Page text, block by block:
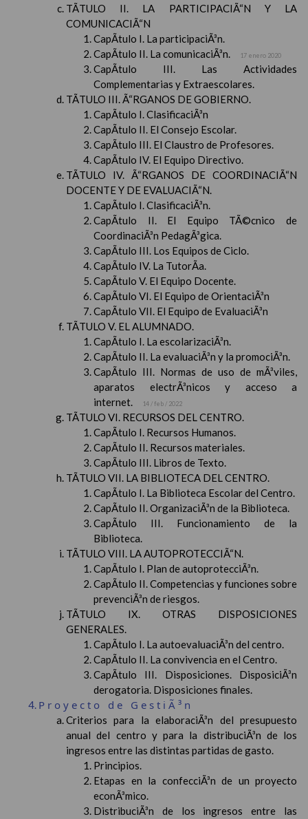
TÃTULO II. LA PARTICIPACIÃ“N Y LA
COMUNICACIÃ“N
CapÃ­tulo I. La participaciÃ³n.
CapÃ­tulo II. La comunicaciÃ³n.
17 enero 2020
CapÃ­tulo III. Las Actividades
Complementarias y Extraescolares.
TÃTULO III. Ã“RGANOS DE GOBIERNO.
CapÃ­tulo I. ClasificaciÃ³n
CapÃ­tulo II. El Consejo Escolar.
CapÃ­tulo III. El Claustro de Profesores.
CapÃ­tulo IV. El Equipo Directivo.
TÃTULO IV. Ã“RGANOS DE COORDINACIÃ“N
DOCENTE Y DE EVALUACIÃ“N.
CapÃ­tulo I. ClasificaciÃ³n.
CapÃ­tulo II. El Equipo TÃ©cnico de
CoordinaciÃ³n PedagÃ³gica.
CapÃ­tulo III. Los Equipos de Ciclo.
CapÃ­tulo IV. La TutorÃ­a.
CapÃ­tulo V. El Equipo Docente.
CapÃ­tulo VI. El Equipo de OrientaciÃ³n
CapÃ­tulo VII. El Equipo de EvaluaciÃ³n
TÃTULO V. EL ALUMNADO.
CapÃ­tulo I. La escolarizaciÃ³n.
CapÃ­tulo II. La evaluaciÃ³n y la promociÃ³n.
CapÃ­tulo III. Normas de uso de mÃ³viles,
aparatos electrÃ³nicos y acceso a
internet.
14 / feb / 2022
TÃTULO VI. RECURSOS DEL CENTRO.
CapÃ­tulo I. Recursos Humanos.
CapÃ­tulo II. Recursos materiales.
CapÃ­tulo III. Libros de Texto.
TÃTULO VII. LA BIBLIOTECA DEL CENTRO.
CapÃ­tulo I. La Biblioteca Escolar del Centro.
CapÃ­tulo II. OrganizaciÃ³n de la Biblioteca.
CapÃ­tulo III. Funcionamiento de la
Biblioteca.
TÃTULO VIII. LA AUTOPROTECCIÃ“N.
CapÃ­tulo I. Plan de autoprotecciÃ³n.
CapÃ­tulo II. Competencias y funciones sobre
prevenciÃ³n de riesgos.
TÃTULO IX. OTRAS DISPOSICIONES
GENERALES.
CapÃ­tulo I. La autoevaluaciÃ³n del centro.
CapÃ­tulo II. La convivencia en el Centro.
CapÃ­tulo III. Disposiciones. DisposiciÃ³n
derogatoria. Disposiciones finales.
Proyecto de GestiÃ³n
Criterios para la elaboraciÃ³n del presupuesto
anual del centro y para la distribuciÃ³n de los
ingresos entre las distintas partidas de gasto.
Principios.
Etapas en la confecciÃ³n de un proyecto
econÃ³mico.
DistribuciÃ³n de los ingresos entre las